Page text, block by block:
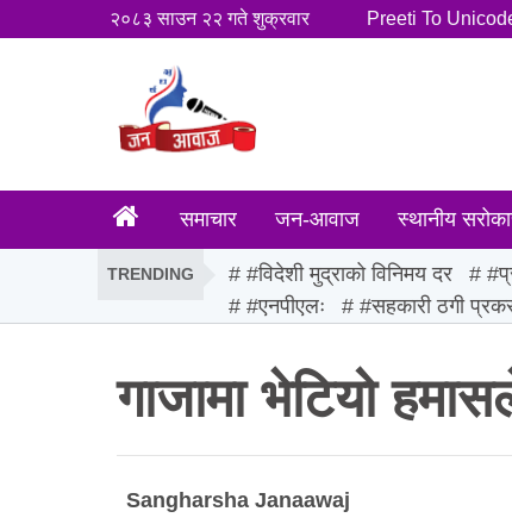
२०८३ साउन २२ गते शुक्रवार Preeti To
समाचार जन-आवाज स्थानीय
TRENDING #विदेशी मुद्राको विनिमय दर
#एनपीएलः
#सहकारी ठगी
गाजामा भेटियो
Sangharsha Janaawaj